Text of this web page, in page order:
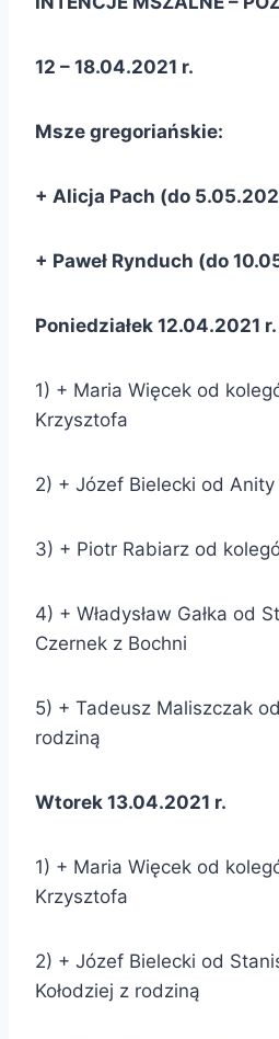
12 – 18.04.2021 r.
Msze gregoriańskie:
+ Alicja Pach (do
+ Paweł Rynduch (do
Poniedziałek 12.04.2021 r.
1) + Maria Więcek od
Krzysztofa
2) + Józef Bielecki od
3) + Piotr Rabiarz od
4) + Władysław Gałka od
Czernek z Bochni
5) + Tadeusz Maliszczak
rodziną
Wtorek 13.04.2021 r.
1) + Maria Więcek od
Krzysztofa
2) + Józef Bielecki od
Kołodziej z rodziną